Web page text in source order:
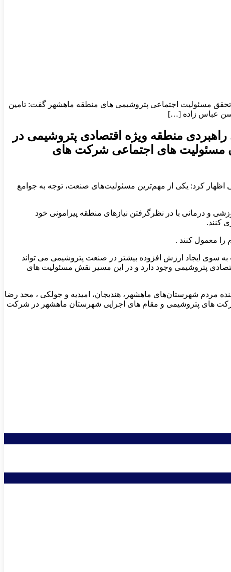
مسئولیت اجتماعی پتروشیمی های منطقه ماهشهر گفت: تامین
حسن عباس زاده […]
منطقه ویژه اقتصادی پتروشیمی در
مسئولیت های اجتماعی شرکت های
منطقه ویژه اقتصادی پتروشیمی اظهار کرد: یکی از مهم‌ترین مسئولیت‌های صنعت، توجه به جوامع
و درمانی با در نظرگرفتن نیاز‌های منطقه پیرامونی خود
کنند.
را معمول کنند .
سوی ایجاد ارزش افزوده بیشتر در صنعت پتروشیمی می تواند
پتروشیمی وجود دارد و در این مسیر نقش مسئولیت های
مردم شهرستان‌های ماهشهر، هندیجان، امیدیه و جولکی ، محد رضا
های پتروشیمی و مقام های اجرایی شهرستان ماهشهر در شرکت